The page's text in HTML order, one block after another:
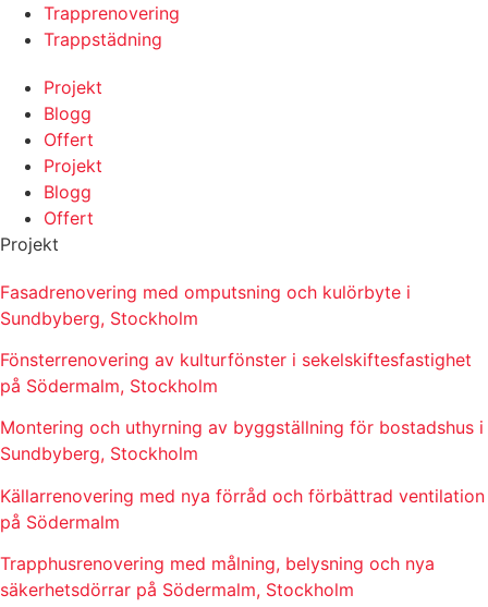
Trapprenovering
Trappstädning
Projekt
Blogg
Offert
Projekt
Blogg
Offert
Projekt
Fasadrenovering med omputsning och kulörbyte i
Sundbyberg, Stockholm
Fönsterrenovering av kulturfönster i sekelskiftesfastighet
på Södermalm, Stockholm
Montering och uthyrning av byggställning för bostadshus i
Sundbyberg, Stockholm
Källarrenovering med nya förråd och förbättrad ventilation
på Södermalm
Trapphusrenovering med målning, belysning och nya
säkerhetsdörrar på Södermalm, Stockholm